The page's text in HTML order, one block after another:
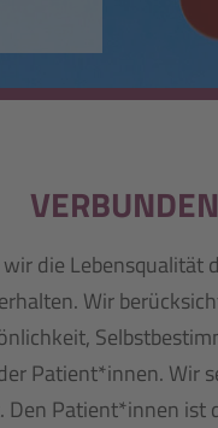
die Lebensqualität
Wir
Patient*innen. Wir
Den Patient*innen ist